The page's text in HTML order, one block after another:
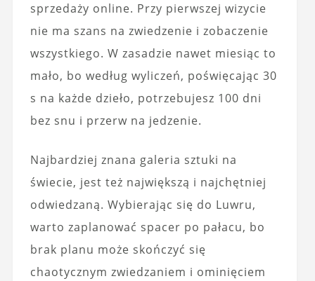
sprzedaży online. Przy pierwszej wizycie
nie ma szans na zwiedzenie i zobaczenie
wszystkiego. W zasadzie nawet miesiąc to
mało, bo według wyliczeń, poświęcając 30
s na każde dzieło, potrzebujesz 100 dni
bez snu i przerw na jedzenie.
Najbardziej znana galeria sztuki na
świecie, jest też największą i najchętniej
odwiedzaną. Wybierając się do Luwru,
warto zaplanować spacer po pałacu, bo
brak planu może skończyć się
chaotycznym zwiedzaniem i ominięciem